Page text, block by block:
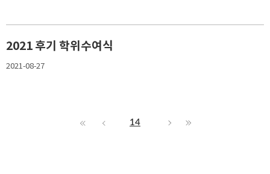
2021 후기 학위수여식
2021-08-27
14